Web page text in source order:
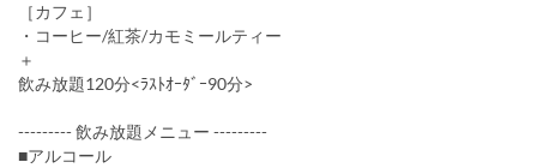
［カフェ］
・コーヒー/紅茶/カモミールティー
＋
飲み放題120分<ﾗｽﾄｵｰﾀﾞｰ90分>
--------- 飲み放題メニュー ---------
■アルコール